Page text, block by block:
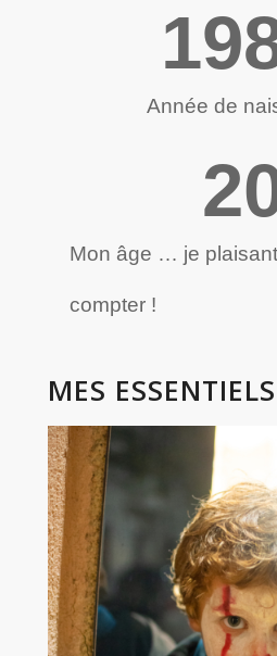
Année de
Mon âge … je
compter !
MES ESSENTIELS